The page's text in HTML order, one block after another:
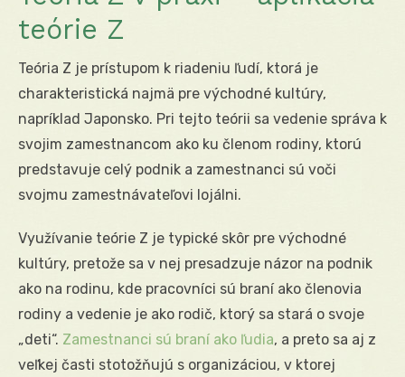
teórie Z
Teória Z je prístupom k riadeniu ľudí, ktorá je
charakteristická najmä pre východné kultúry,
napríklad Japonsko. Pri tejto teórii sa vedenie správa k
svojim zamestnancom ako ku členom rodiny, ktorú
predstavuje celý podnik a zamestnanci sú voči
svojmu zamestnávateľovi lojálni.
Využívanie teórie Z je typické skôr pre východné
kultúry, pretože sa v nej presadzuje názor na podnik
ako na rodinu, kde pracovníci sú braní ako členovia
rodiny a vedenie je ako rodič, ktorý sa stará o svoje
„deti“. Zamestnanci sú braní ako ľudia, a preto sa aj z
veľkej časti stotožňujú s organizáciou, v ktorej